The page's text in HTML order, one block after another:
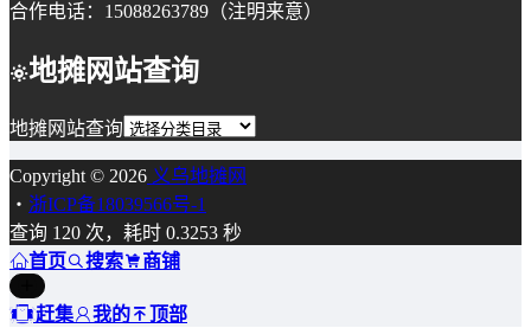
合作电话：15088263789（注明来意）
地摊网站查询
地摊网站查询
Copyright © 2026 义乌地摊网
・ 浙ICP备18039566号-1
查询 120 次，耗时 0.3253 秒
首页
搜索 商铺
赶集 我的 顶部